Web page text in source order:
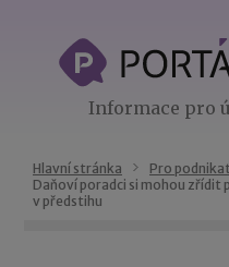
Informace pro
Hlavní stránka Pro
Daňoví poradci si mohou zřídit
v předstihu